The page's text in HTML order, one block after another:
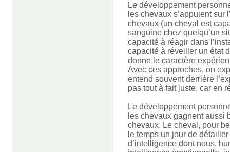
Le développement
les chevaux s’appuient
chevaux (un cheval est
sanguine chez quelqu’un
capacité à réagir dans
capacité à réveiller un état
donne le caractère
Avec ces approches, on
entend souvent derrière
pas tout à fait juste, car en
Le développement
les chevaux gagnent aussi
chevaux. Le cheval, pour
le temps un jour de
d’intelligence dont nous,